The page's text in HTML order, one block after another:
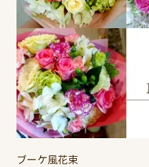
ブーケ風花束